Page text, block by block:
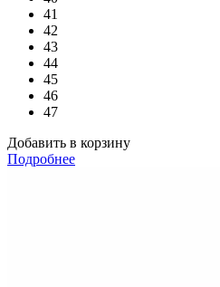
41
42
43
44
45
46
47
Добавить в корзину
Подробнее